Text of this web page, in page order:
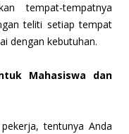
tempat-tempatnya
teliti setiap tempat
dengan kebutuhan.
Mahasiswa dan
tentunya Anda